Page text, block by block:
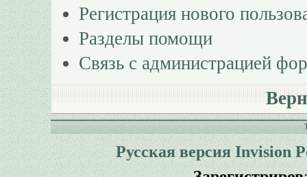
Регистрация нового
Разделы помощи
Связь с администрацией
Русская версия Invision